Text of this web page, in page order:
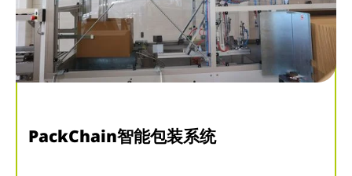
PackChain智能包装系统